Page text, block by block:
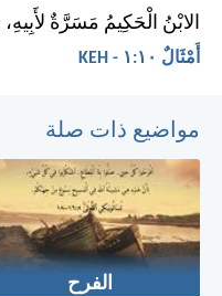
الابْنُ الْحَكِيمُ مَسَرَّةٌ
أَمْثَالٌ ١٠:‏١ - KEH
مواضيع ذات صلة
الفرح